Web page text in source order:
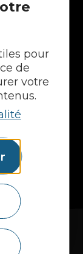
pour
de
votre